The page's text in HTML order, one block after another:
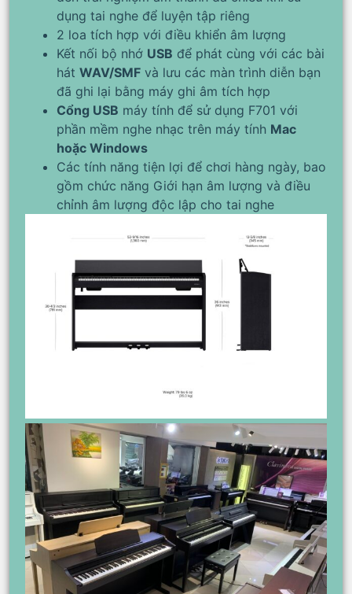
dụng tai nghe để luyện tập riêng
2 loa tích hợp với điều khiển âm lượng
Kết nối bộ nhớ USB để phát cùng với các bài
hát WAV/SMF và lưu các màn trình diễn bạn
đã ghi lại bằng máy ghi âm tích hợp
Cổng USB máy tính để sử dụng F701 với
phần mềm nghe nhạc trên máy tính Mac
hoặc Windows
Các tính năng tiện lợi để chơi hàng ngày, bao
gồm chức năng Giới hạn âm lượng và điều
chỉnh âm lượng độc lập cho tai nghe